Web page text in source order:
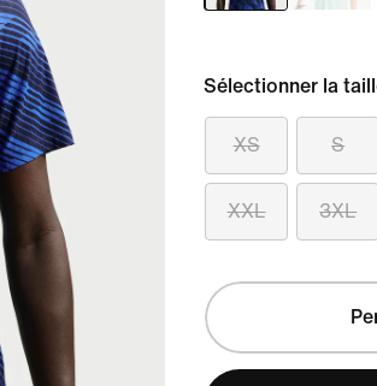
Sélectionner la
XS S
XXL 3XL